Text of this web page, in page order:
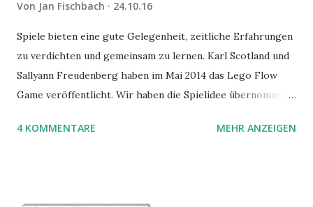
Von Jan Fischbach 24.10.16
Spiele bieten eine gute Gelegenheit, zeitliche Erfahrungen
zu verdichten und gemeinsam zu lernen. Karl Scotland und
Sallyann Freudenberg haben im Mai 2014 das Lego Flow
Game veröffentlicht. Wir haben die Spielidee übernommen,
benutzen wir Material aus Grzegorz Rejchtmans Ubongo-
4 KOMMENTARE MEHR ANZEIGEN